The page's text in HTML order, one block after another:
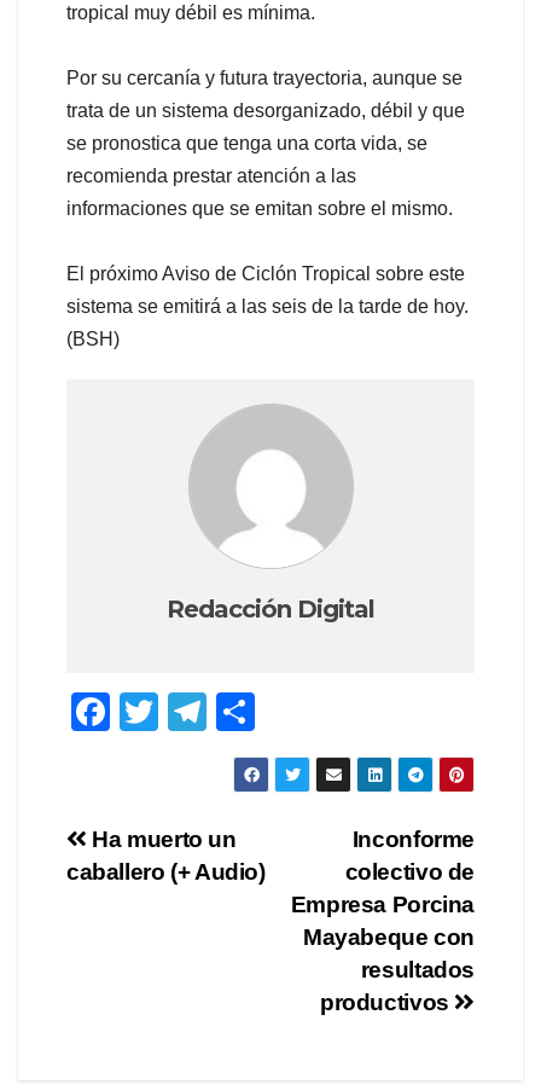
tropical muy débil es mínima.
Por su cercanía y futura trayectoria, aunque se
trata de un sistema desorganizado, débil y que
se pronostica que tenga una corta vida, se
recomienda prestar atención a las
informaciones que se emitan sobre el mismo.
El próximo Aviso de Ciclón Tropical sobre este
sistema se emitirá a las seis de la tarde de hoy.
(BSH)
Redacción Digital
F
e
b
T
er
T
el
gr
a
o
m
ar
Navegación
Inconforme
colectivo de
Empresa Porcina
Mayabeque con
resultados
productivos
Ha muerto un
caballero (+ Audio)